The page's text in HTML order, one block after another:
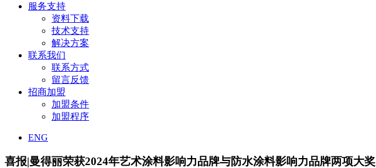
服务支持
资料下载
技术支持
解决方案
联系我们
联系方式
留言反馈
招商加盟
加盟条件
加盟程序
ENG
喜报|曼得丽荣获2024年艺术涂料影响力品牌与防水涂料影响力品牌两项大奖